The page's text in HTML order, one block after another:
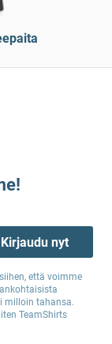
Kirjaudu nyt
että voimme
milloin tahansa.
TeamShirts